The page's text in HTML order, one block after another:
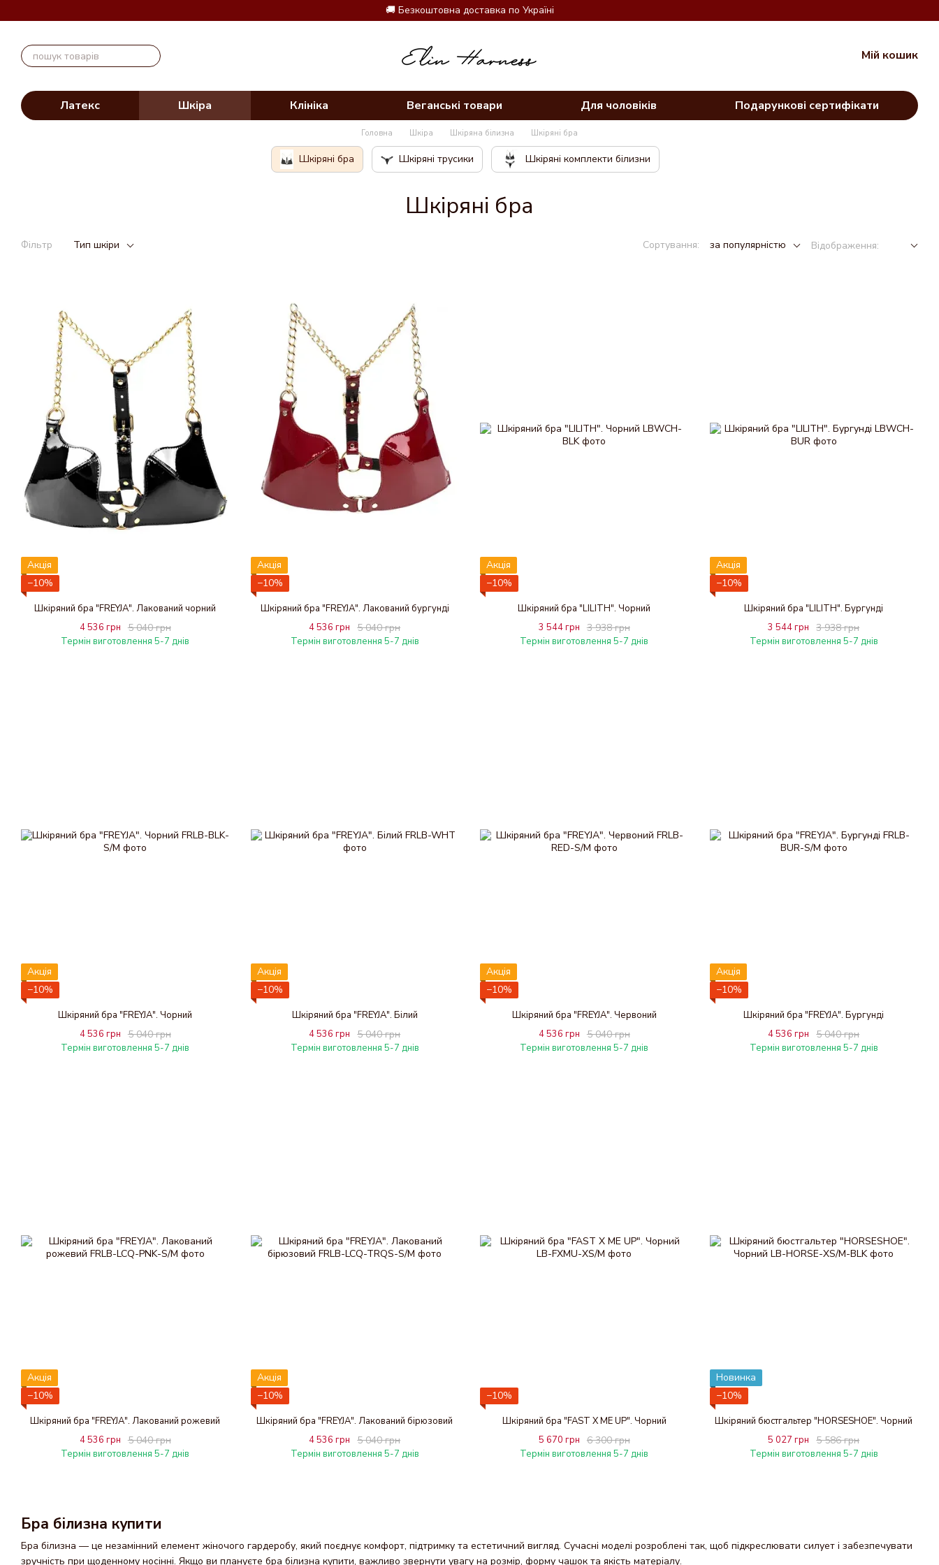
🚚 Безкоштовна доставка по Україні
Мій кошик
Латекс Шкіра Клініка Веганські товари Для чоловіків Подарункові сертифікати
Головна Шкіра Шкіряна білизна Шкіряні бра
Шкіряні бра Шкіряні трусики Шкіряні комплекти білизни
Шкіряні бра
Фільтр Тип шкіри Сортування: за популярністю Відображення:
Бра білизна купити
Бра білизна — це незамінний елемент жіночого гардеробу, який поєднує комфорт, підтримку та естетичний вигляд. Сучасні моделі розроблені так, щоб підкреслювати силует і забезпечувати
зручність при щоденному носінні. Якщо ви плануєте бра білизна купити, важливо звернути увагу на розмір, форму чашок та якість матеріалу.
Акція
−10%
Шкіряний бра "FREYJA". Лакований чорний
5 040 грн
4 536 грн
Термін виготовлення 5-7 днів
Акція
−10%
Шкіряний бра "FREYJA". Лакований бургунді
5 040 грн
4 536 грн
Термін виготовлення 5-7 днів
Акція
−10%
Шкіряний бра "LILITH". Чорний
3 938 грн
3 544 грн
Термін виготовлення 5-7 днів
Акція
−10%
Шкіряний бра "LILITH". Бургунді
3 938 грн
3 544 грн
Термін виготовлення 5-7 днів
Акція
−10%
Шкіряний бра "FREYJA". Чорний
5 040 грн
4 536 грн
Термін виготовлення 5-7 днів
Акція
−10%
Шкіряний бра "FREYJA". Білий
5 040 грн
4 536 грн
Термін виготовлення 5-7 днів
Акція
−10%
Шкіряний бра "FREYJA". Червоний
5 040 грн
4 536 грн
Термін виготовлення 5-7 днів
Акція
−10%
Шкіряний бра "FREYJA". Бургунді
5 040 грн
4 536 грн
Термін виготовлення 5-7 днів
Акція
−10%
Шкіряний бра "FREYJA". Лакований рожевий
5 040 грн
4 536 грн
Термін виготовлення 5-7 днів
Акція
−10%
Шкіряний бра "FREYJA". Лакований бірюзовий
5 040 грн
4 536 грн
Термін виготовлення 5-7 днів
−10%
Шкіряний бра "FAST X ME UP". Чорний
6 300 грн
5 670 грн
Термін виготовлення 5-7 днів
Новинка
−10%
Шкіряний бюстгальтер "HORSESHOE". Чорний
5 586 грн
5 027 грн
Термін виготовлення 5-7 днів